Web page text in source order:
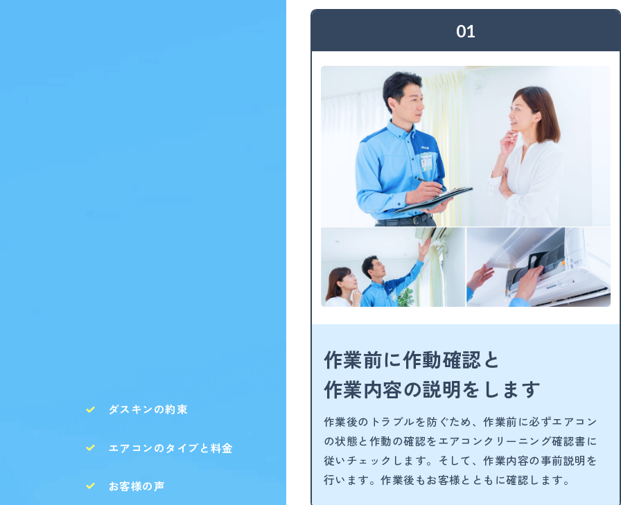
ダスキンの約束
エアコンのタイプと料金
お客様の声
01
作業前に作動確認と
作業内容の説明をします
作業後のトラブルを防ぐため、作業前に必ずエアコン
の状態と作動の確認をエアコンクリーニング確認書に
従いチェックします。そして、作業内容の事前説明を
行います。作業後もお客様とともに確認します。